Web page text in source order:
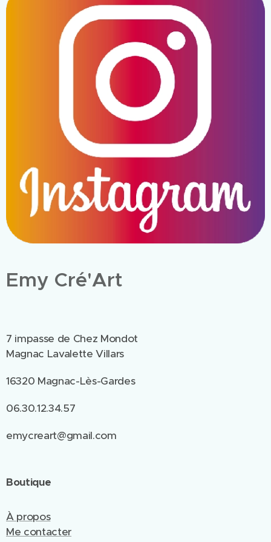
Emy Cré'Art
7 impasse de Chez Mondot
Magnac Lavalette Villars
16320 Magnac-Lès-Gardes
06.30.12.34.57
emycreart@gmail.com
Boutique
À propos
Me contacter